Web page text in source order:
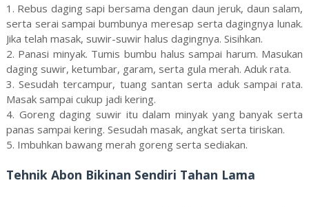
1. Rebus daging sapi bersama dengan daun jeruk, daun salam,
serta serai sampai bumbunya meresap serta dagingnya lunak.
Jika telah masak, suwir-suwir halus dagingnya. Sisihkan.
2. Panasi minyak. Tumis bumbu halus sampai harum. Masukan
daging suwir, ketumbar, garam, serta gula merah. Aduk rata.
3. Sesudah tercampur, tuang santan serta aduk sampai rata.
Masak sampai cukup jadi kering.
4. Goreng daging suwir itu dalam minyak yang banyak serta
panas sampai kering. Sesudah masak, angkat serta tiriskan.
5. Imbuhkan bawang merah goreng serta sediakan.
Tehnik Abon Bikinan Sendiri Tahan Lama